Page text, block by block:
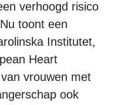
verhoogd risico
toont een
Institutet,
Heart
vrouwen met
ook